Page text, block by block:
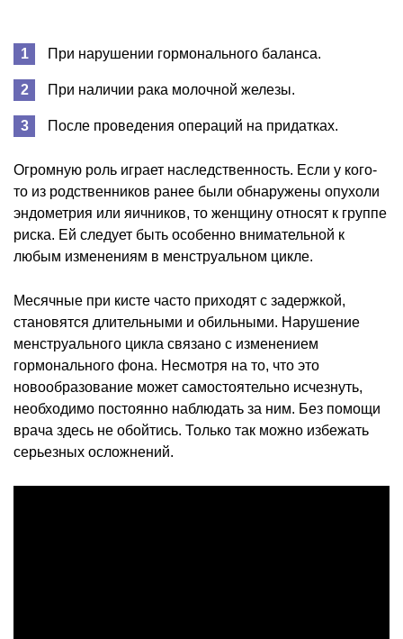
При нарушении гормонального баланса.
При наличии рака молочной железы.
После проведения операций на придатках.
Огромную роль играет наследственность. Если у кого-
то из родственников ранее были обнаружены опухоли
эндометрия или яичников, то женщину относят к группе
риска. Ей следует быть особенно внимательной к
любым изменениям в менструальном цикле.
Месячные при кисте часто приходят с задержкой,
становятся длительными и обильными. Нарушение
менструального цикла связано с изменением
гормонального фона. Несмотря на то, что это
новообразование может самостоятельно исчезнуть,
необходимо постоянно наблюдать за ним. Без помощи
врача здесь не обойтись. Только так можно избежать
серьезных осложнений.